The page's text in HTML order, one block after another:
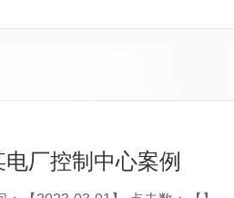
电厂控制中心案例